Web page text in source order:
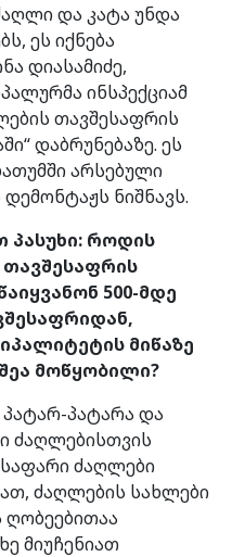
და კატა უნდა
ეს იქნება
დიასამიძე,
ინსპექციამ
თავშესაფრის
დაბრუნებაზე. ეს
არსებული
ნიშნავს.
პასუხი: როდის
500-მდე
მიწაზე
მოწყობილი?
პატარა და
ძაღლებისთვის
ძაღლები
ძაღლების სახლები
მიუჩენიათ